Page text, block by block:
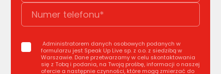
Administratorem danych osobowych podanych w
formularzu jest Speak Up Live sp. z o.o. z siedzibą w
Warszawie. Dane przetwarzamy w celu skontaktowania
się z Tobą i podania, na Twoją prośbę, informacji o naszej
ofercie a następnie czynności, które mogą zmierzać do